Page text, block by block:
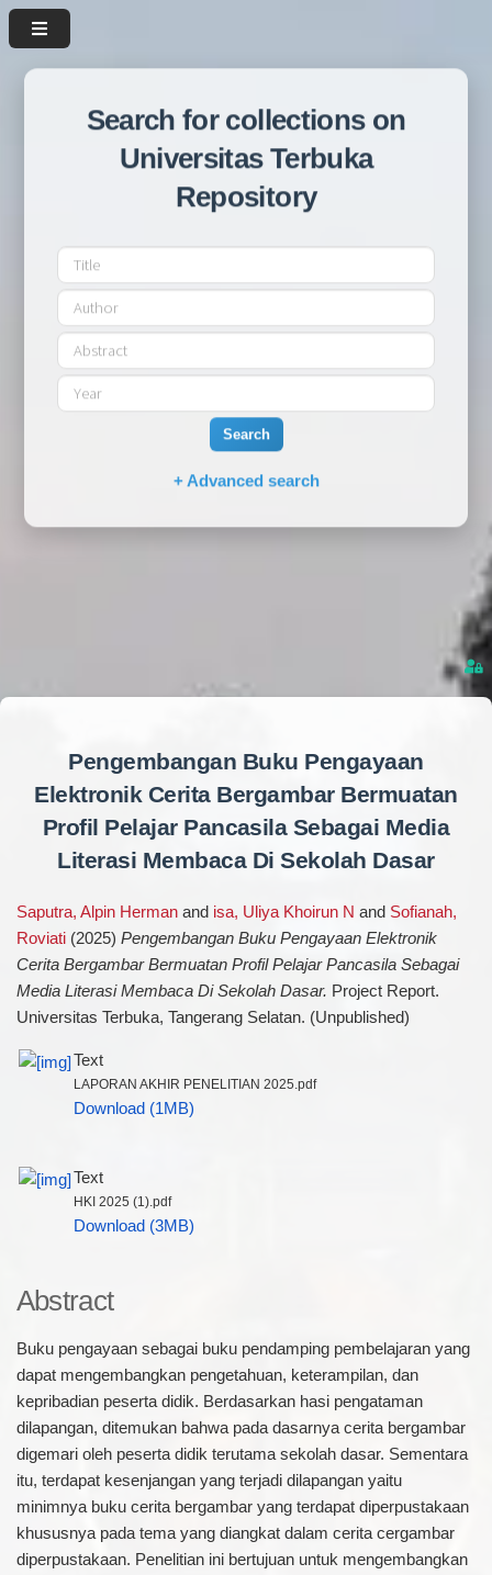
Search for collections on
Universitas Terbuka
Repository
Search
+ Advanced search
Pengembangan Buku Pengayaan
Elektronik Cerita Bergambar Bermuatan
Profil Pelajar Pancasila Sebagai Media
Literasi Membaca Di Sekolah Dasar
Saputra, Alpin Hermanand isa, Uliya Khoirun N and Sofianah,
Roviati(2025) Pengembangan Buku Pengayaan Elektronik
Cerita Bergambar Bermuatan Profil Pelajar Pancasila Sebagai
Media Literasi Membaca Di Sekolah Dasar. Project Report.
Universitas Terbuka, Tangerang Selatan. (Unpublished)
Text
LAPORAN AKHIR PENELITIAN 2025.pdf
Download (1MB)
Text
HKI 2025 (1).pdf
Download (3MB)
Abstract
Buku pengayaan sebagai buku pendamping pembelajaran yang
dapat mengembangkan pengetahuan, keterampilan, dan
kepribadian peserta didik. Berdasarkan hasi pengataman
dilapangan, ditemukan bahwa pada dasarnya cerita bergambar
digemari oleh peserta didik terutama sekolah dasar. Sementara
itu, terdapat kesenjangan yang terjadi dilapangan yaitu
minimnya buku cerita bergambar yang terdapat diperpustakaan
khususnya pada tema yang diangkat dalam cerita cergambar
diperpustakaan. Penelitian ini bertujuan untuk mengembangkan